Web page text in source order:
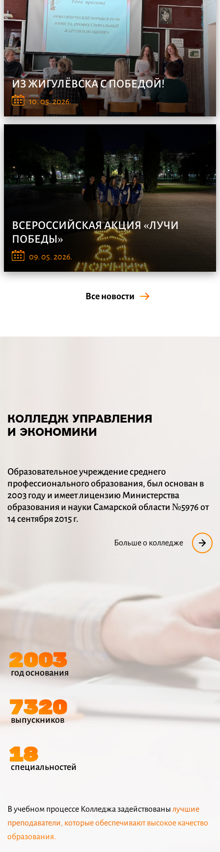
ИЗ ЖИГУЛЁВСКА С ПОБЕДОЙ!
24 апреля студенты нашего Колледжа показали
невероятны...
10. 05. 2026.
ВСЕРОССИЙСКАЯ АКЦИЯ «ЛУЧИ
ПОБЕДЫ»
Ночью с 8 на 9 мая волонтеры нашего Колледжа в
Парке П...
09. 05. 2026.
Все новости
КОЛЛЕДЖ УПРАВЛЕНИЯ
И ЭКОНОМИКИ
Образовательное учреждение среднего
профессионального образования, был основан в
2003 году и имеет лицензию Министерства
образования и науки Самарской области №5976 от
14 сентября 2015 г.
Больше о колледже
2003
год основания
7320
выпускников
18
специальностей
В учебном процессе Колледжа задействованы лучшие
преподаватели, которые обеспечивают высокое качество
образования.